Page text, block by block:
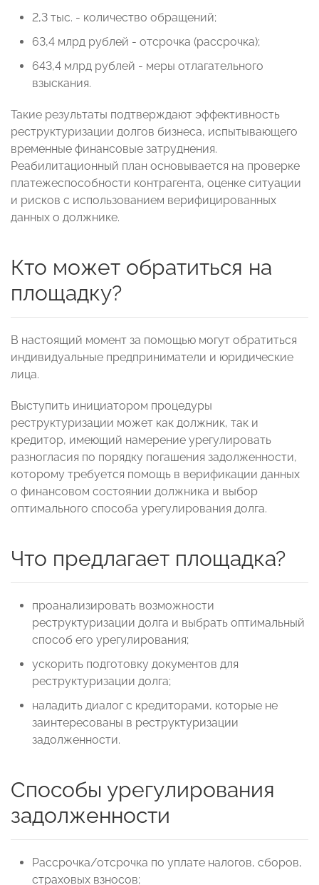
2,3 тыс. - количество обращений;
63,4 млрд рублей - отсрочка (рассрочка);
643,4 млрд рублей - меры отлагательного
взыскания.
Такие результаты подтверждают эффективность
реструктуризации долгов бизнеса, испытывающего
временные финансовые затруднения.
Реабилитационный план основывается на проверке
платежеспособности контрагента, оценке ситуации
и рисков с использованием верифицированных
данных о должнике.
Кто может обратиться на
площадку?
В настоящий момент за помощью могут обратиться
индивидуальные предприниматели и юридические
лица.
Выступить инициатором процедуры
реструктуризации может как должник, так и
кредитор, имеющий намерение урегулировать
разногласия по порядку погашения задолженности,
которому требуется помощь в верификации данных
о финансовом состоянии должника и выбор
оптимального способа урегулирования долга.
Что предлагает площадка?
проанализировать возможности
реструктуризации долга и выбрать оптимальный
способ его урегулирования;
ускорить подготовку документов для
реструктуризации долга;
наладить диалог с кредиторами, которые не
заинтересованы в реструктуризации
задолженности.
Способы урегулирования
задолженности
Рассрочка/отсрочка по уплате налогов, сборов,
страховых взносов;